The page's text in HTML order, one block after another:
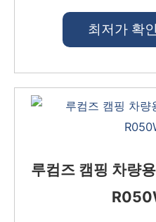
최저가 확
루컴즈 캠핑 차량